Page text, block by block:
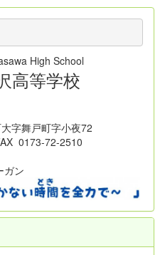
High School
高等学校
字舞戸町字小夜72
0173-72-2510
ガン